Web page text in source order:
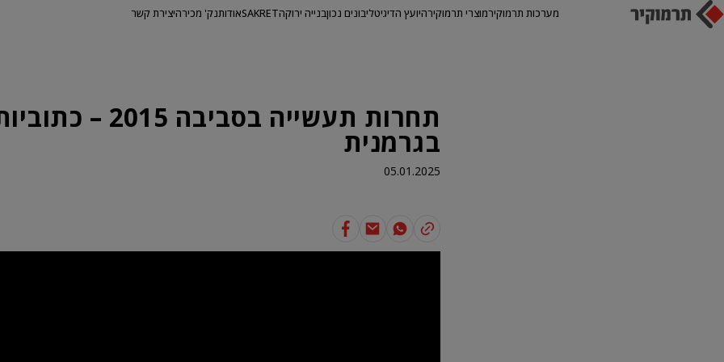
מערכות תרמוקירמוצרי תרמוקירהיועץ הדיגיטליבונים נכוןבנייה ירוקהSAKRETאודותנק' מכירהיצירת קשר
תחרות תעשייה בסביבה 2015 –
בגרמנית
05.01.2025